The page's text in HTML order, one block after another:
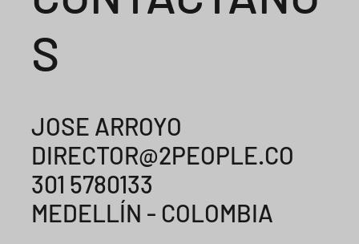
CONTÁCTANO
S
JOSE ARROYO
DIRECTOR@2PEOPLE.CO
301 5780133